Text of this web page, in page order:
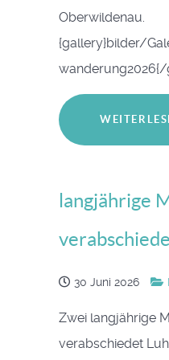
Oberwildenau.
{gallery}bilder/
langjährige
30 Juni 2026
Zwei langjährige
verabschiedet